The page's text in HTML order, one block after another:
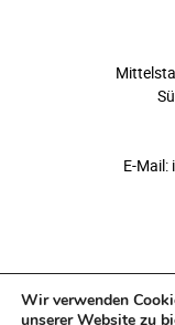
E-
Wir verwenden
unserer Website zu